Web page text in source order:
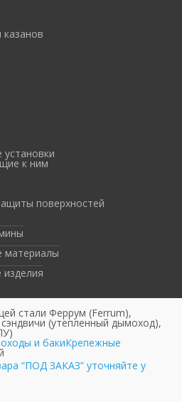
казанов
к ним
поверхностей
материалы
стали Феррум (Ferrum),
(утепленный дымоход),
и бакиКрепежные
“ПОД ЗАКАЗ” уточняйте у